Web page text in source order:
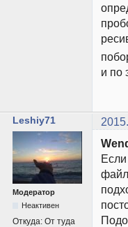
и по
Leshiy71
Модератор
Неактивен
Откуда: От туда
Если